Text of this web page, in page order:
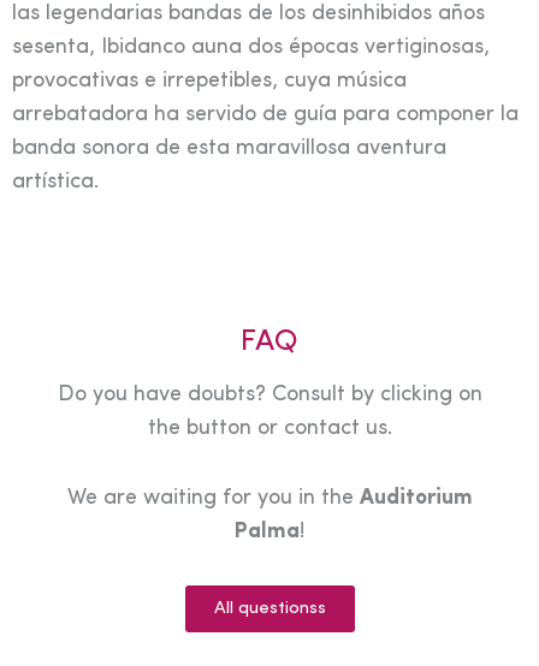
las legendarias bandas de los desinhibidos años
sesenta, Ibidanco auna dos épocas vertiginosas,
provocativas e irrepetibles, cuya música
arrebatadora ha servido de guía para componer la
banda sonora de esta maravillosa aventura
artística.
FAQ
Do you have doubts? Consult by clicking on
the button or contact us.
We are waiting for you in the Auditorium
Palma!
All questionss